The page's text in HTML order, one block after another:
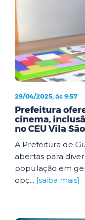
29/04/2025, às 9:57
Prefeitura
cinema,
no CEU Vila
A Prefeitura de
abertas para
população em
opç... [saiba mais]